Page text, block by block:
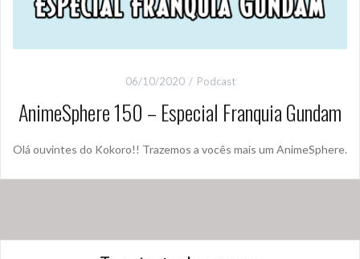
06/10/2020 Podcast
AnimeSphere 150 – Especial Franquia Gundam
Olá ouvintes do Kokoro!! Trazemos a vocês mais um AnimeSphere.